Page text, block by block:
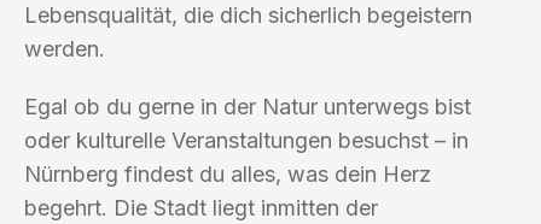
Lebensqualität, die dich sicherlich begeistern
werden.
Egal ob du gerne in der Natur unterwegs bist
oder kulturelle Veranstaltungen besuchst – in
Nürnberg findest du alles, was dein Herz
begehrt. Die Stadt liegt inmitten der